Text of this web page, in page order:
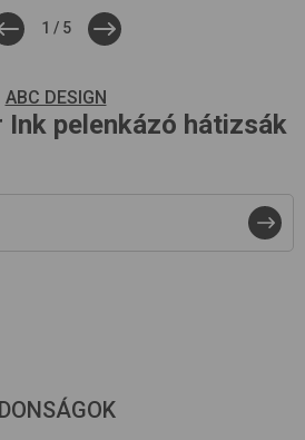
1 / 5
ABC DESIGN
Ink pelenkázó hátizsák